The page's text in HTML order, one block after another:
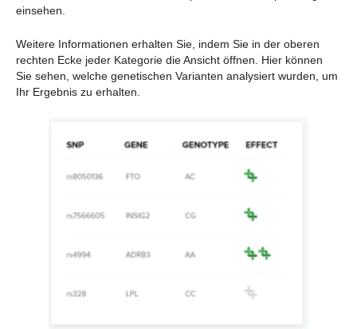
einsehen.
Weitere Informationen erhalten Sie, indem Sie in der oberen
rechten Ecke jeder Kategorie die Ansicht öffnen. Hier können
Sie sehen, welche genetischen Varianten analysiert wurden, um
Ihr Ergebnis zu erhalten.